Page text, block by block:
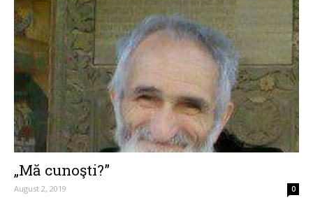
„Mă cunoşti?”
August 2, 2019 0